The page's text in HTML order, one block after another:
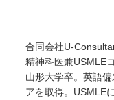
合同会社U-
精神科医兼USMLE
山形大学卒。英語
アを取得。USMLE